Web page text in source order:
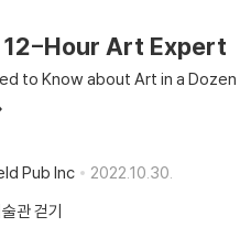
12-Hour Art Expert
to Know about Art in a
Pub Inc
2022.10.30.
관 걷기